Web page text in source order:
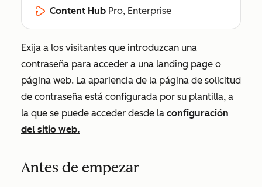
Content Hub Pro, Enterprise
Exija a los visitantes que introduzcan una
contraseña para acceder a una landing page o
página web. La apariencia de la página de solicitud
de contraseña está configurada por su plantilla, a
la que se puede acceder desde la configuración
del sitio web.
Antes de empezar